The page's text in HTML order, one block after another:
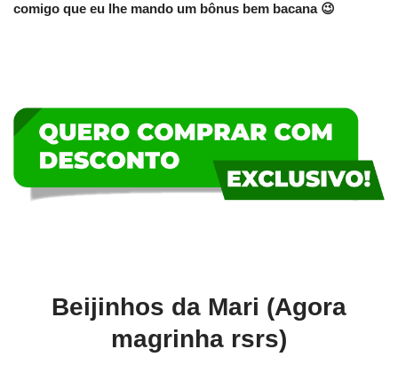
comigo que eu lhe mando um bônus bem bacana 😉
Beijinhos da Mari (Agora
magrinha rsrs)